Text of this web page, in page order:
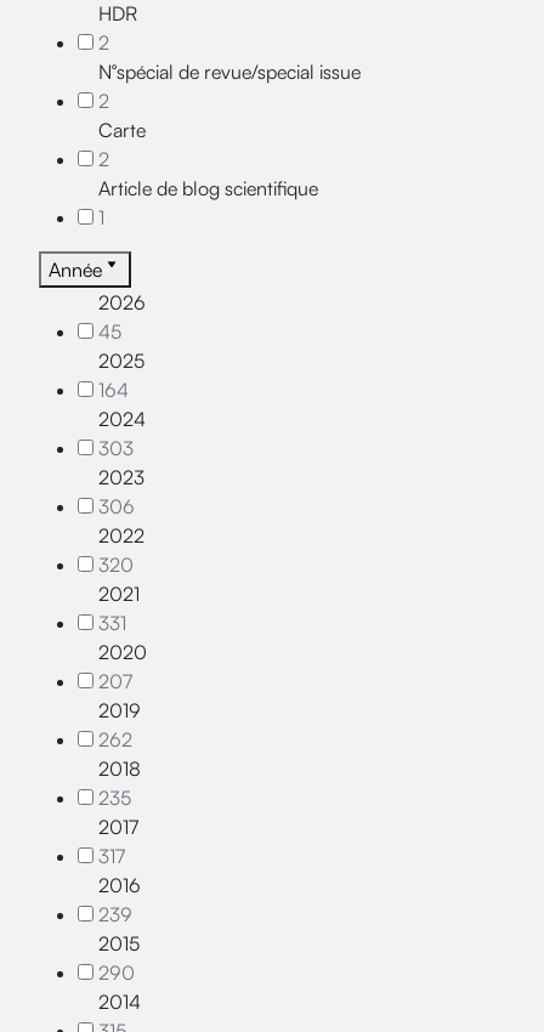
HDR
2
N°spécial de revue/special issue
2
Carte
2
Article de blog scientifique
1
Année
2026
45
2025
164
2024
303
2023
306
2022
320
2021
331
2020
207
2019
262
2018
235
2017
317
2016
239
2015
290
2014